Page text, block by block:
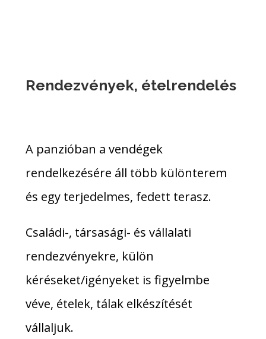
Rendezvények, ételrendelés
A panzióban a vendégek
rendelkezésére áll több különterem
és egy terjedelmes, fedett terasz.
Családi-, társasági- és vállalati
rendezvényekre, külön
kéréseket/igényeket is figyelmbe
véve, ételek, tálak elkészítését
vállaljuk.